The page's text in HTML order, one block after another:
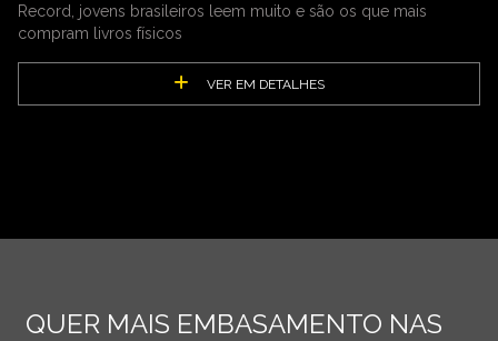
Record, jovens brasileiros leem muito e são os que mais
compram livros físicos
VER EM DETALHES
QUER MAIS EMBASAMENTO NAS